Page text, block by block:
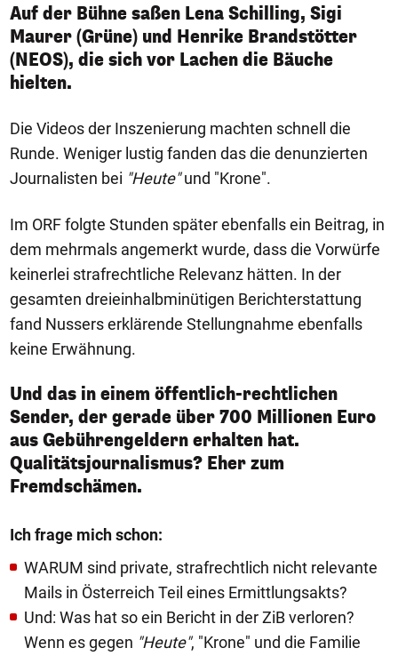
Auf der Bühne saßen Lena Schilling, Sigi
Maurer (Grüne) und Henrike Brandstötter
(NEOS), die sich vor Lachen die Bäuche
hielten.
Die Videos der Inszenierung machten schnell die
Runde. Weniger lustig fanden das die denunzierten
Journalisten bei "Heute"und "Krone".
Im ORF folgte Stunden später ebenfalls ein Beitrag, in
dem mehrmals angemerkt wurde, dass die Vorwürfe
keinerlei strafrechtliche Relevanz hätten. In der
gesamten dreieinhalbminütigen Berichterstattung
fand Nussers erklärende Stellungnahme ebenfalls
keine Erwähnung.
Und das in einem öffentlich-rechtlichen
Sender, der gerade über 700 Millionen Euro
aus Gebührengeldern erhalten hat.
Qualitätsjournalismus? Eher zum
Fremdschämen.
Ich frage mich schon:
WARUM sind private, strafrechtlich nicht relevante
Mails in Österreich Teil eines Ermittlungsakts?
Und: Was hat so ein Bericht in der ZiB verloren?
Wenn es gegen "Heute", "Krone" und die Familie